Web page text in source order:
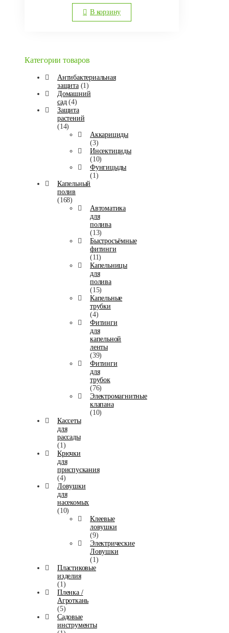
В корзину
Категории товаров
Антибактериальная
защита (1)
Домашний
сад (4)
Защита
растений
(14)
Аккарициды
(3)
Инсектициды
(10)
Фунгицыды
(1)
Капельный
полив
(168)
Автоматика
для
полива
(13)
Быстросъёмные
фитинги
(11)
Капельницы
для
полива
(15)
Капельные
трубки
(4)
Фитинги
для
капельной
ленты
(39)
Фитинги
для
трубок
(76)
Электромагнитные
клапана
(10)
Кассеты
для
рассады
(1)
Крючки
для
приспускания
(4)
Ловушки
для
насекомых
(10)
Клеевые
ловушки
(9)
Электрические
Ловушки
(1)
Пластиковые
изделия
(1)
Пленка /
Агроткань
(5)
Садовые
инструменты